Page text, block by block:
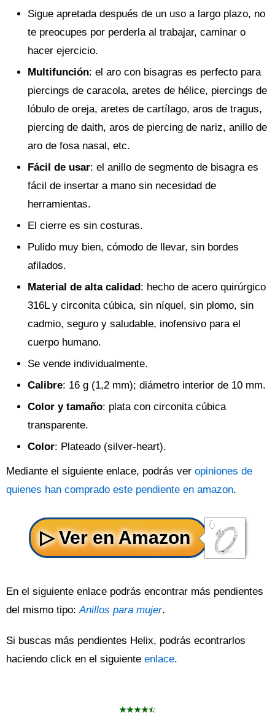
Sigue apretada después de un uso a largo plazo, no
te preocupes por perderla al trabajar, caminar o
hacer ejercicio.
Multifunción: el aro con bisagras es perfecto para
piercings de caracola, aretes de hélice, piercings de
lóbulo de oreja, aretes de cartílago, aros de tragus,
piercing de daith, aros de piercing de nariz, anillo de
aro de fosa nasal, etc.
Fácil de usar: el anillo de segmento de bisagra es
fácil de insertar a mano sin necesidad de
herramientas.
El cierre es sin costuras.
Pulido muy bien, cómodo de llevar, sin bordes
afilados.
Material de alta calidad: hecho de acero quirúrgico
316L y circonita cúbica, sin níquel, sin plomo, sin
cadmio, seguro y saludable, inofensivo para el
cuerpo humano.
Se vende individualmente.
Calibre: 16 g (1,2 mm); diámetro interior de 10 mm.
Color y tamaño: plata con circonita cúbica
transparente.
Color: Plateado (silver-heart).
Mediante el siguiente enlace, podrás ver opiniones de
quienes han comprado este pendiente en amazon.
En el siguiente enlace podrás encontrar más pendientes
del mismo tipo:Anillos para mujer.
Si buscas más pendientes Helix, podrás econtrarlos
haciendo click en el siguiente enlace.